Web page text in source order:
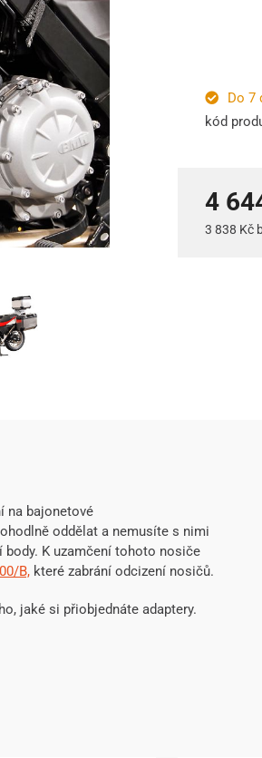
Do 7
kód
4
3 838 Kč
na bajonetové
oddělat a nemusíte s nimi
K uzamčení tohoto nosiče
B, které zabrání odcizení nosičů.
jaké si přiobjednáte adaptery.